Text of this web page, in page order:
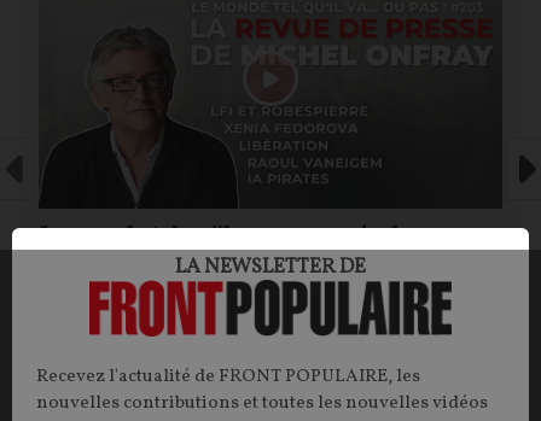
Le monde tel qu'il va… ou pas ! – la revue
de presse de Michel Onfray (#203)
Michel ONFRAY 83
LA NEWSLETTER DE
Recevez l'actualité de FRONT POPULAIRE, les
nouvelles contributions et toutes les nouvelles vidéos